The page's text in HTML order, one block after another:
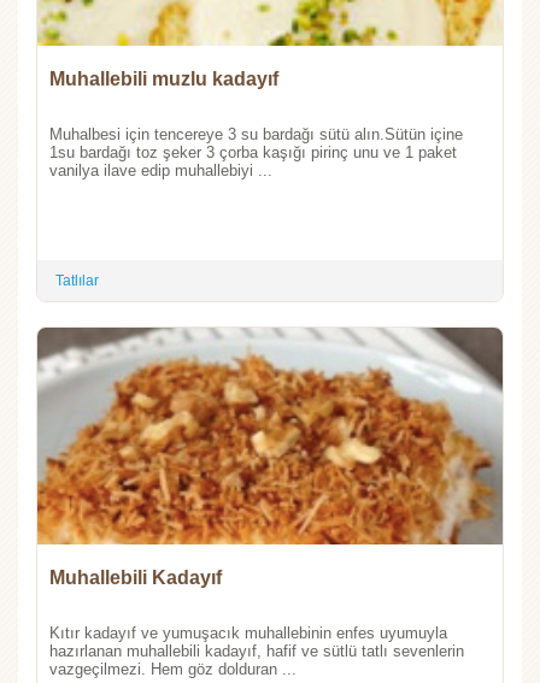
Muhallebili muzlu kadayıf
Muhalbesi için tencereye 3 su bardağı sütü alın.Sütün içine
1su bardağı toz şeker 3 çorba kaşığı pirinç unu ve 1 paket
vanilya ilave edip muhallebiyi ...
Tatlılar
Muhallebili Kadayıf
Kıtır kadayıf ve yumuşacık muhallebinin enfes uyumuyla
hazırlanan muhallebili kadayıf, hafif ve sütlü tatlı sevenlerin
vazgeçilmezi. Hem göz dolduran ...